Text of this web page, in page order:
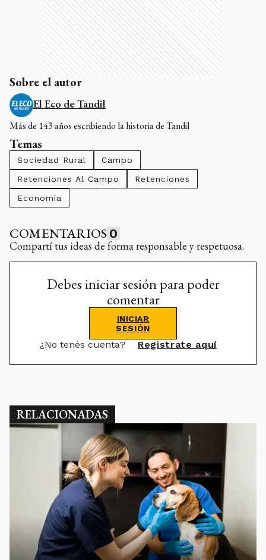
Sobre el autor
El Eco de Tandil
Más de 143 años escribiendo la historia de Tandil
Temas
Sociedad Rural
Campo
Retenciones Al Campo
Retenciones
Economía
COMENTARIOS 0
Compartí tus ideas de forma responsable y respetuosa.
Debes iniciar sesión para poder
comentar
INICIAR
SESIÓN
¿No tenés cuenta? Registrate aquí
RELACIONADAS